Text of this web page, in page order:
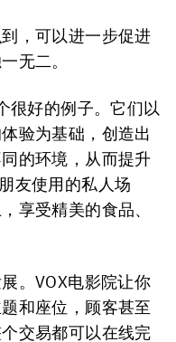
，可以进一步促进
无二。
很好的例子。它们以
验为基础，创造出
的环境，从而提升
友使用的私人场
享受精美的食品、
。VOX电影院让你
和座位，顾客甚至
交易都可以在线完